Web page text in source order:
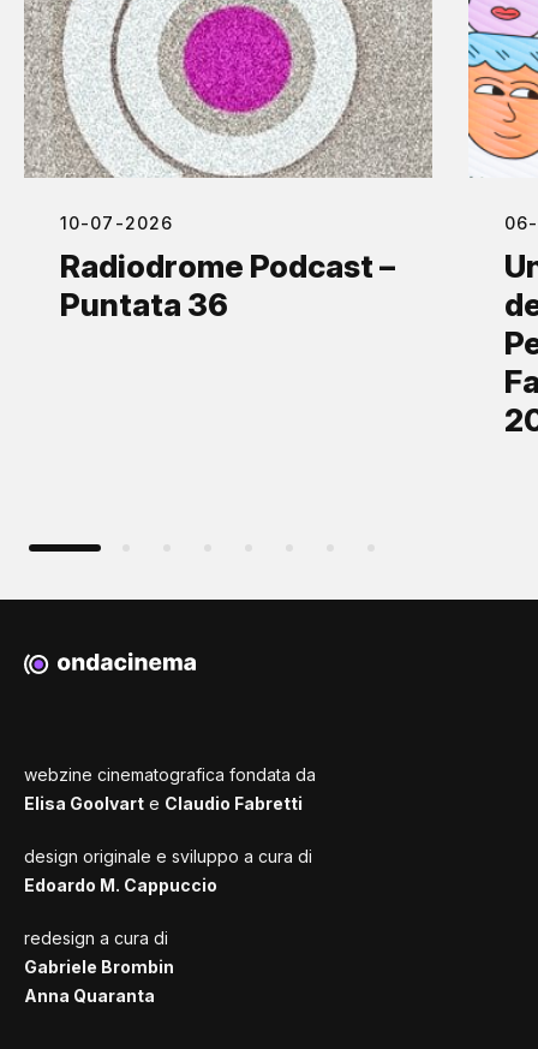
10-07-2026
Radiodrome Podcast –
Puntata 36
webzine cinematografica fondata da
Elisa Goolvart e Claudio Fabretti
design originale e sviluppo a cura di
Edoardo M. Cappuccio
redesign a cura di
Gabriele Brombin
Anna Quaranta